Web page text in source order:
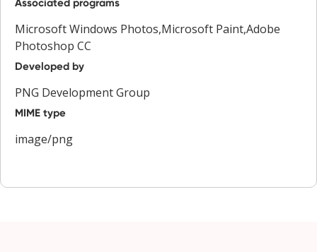
Microsoft Windows Photos,Microsoft Paint,Adobe
Photoshop CC
Developed by
PNG Development Group
MIME type
image/png